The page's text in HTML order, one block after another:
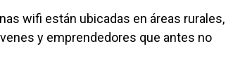
wifi están ubicadas en áreas rurales,
y emprendedores que antes no